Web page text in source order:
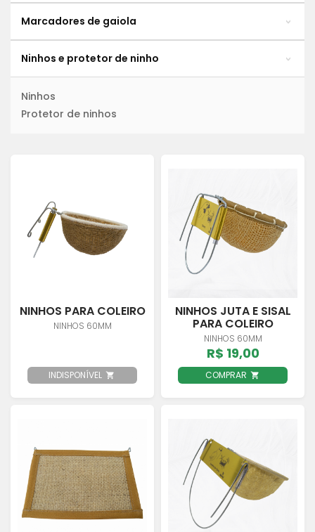
Marcadores de gaiola
Ninhos e protetor de ninho
Ninhos
Protetor de ninhos
NINHOS PARA COLEIRO
NINHOS 60MM
INDISPONÍVEL
NINHOS JUTA E SISAL
PARA COLEIRO
NINHOS 60MM
R$ 19,00
COMPRAR